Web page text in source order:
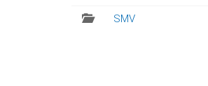
SMV